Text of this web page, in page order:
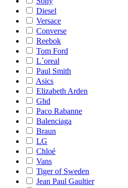
Diesel
Versace
Converse
Reebok
Tom Ford
L´oreal
Paul Smith
Asics
Elizabeth Arden
Ghd
Paco Rabanne
Balenciaga
Braun
LG
Chloé
Vans
Tiger of Sweden
Jean Paul Gaultier